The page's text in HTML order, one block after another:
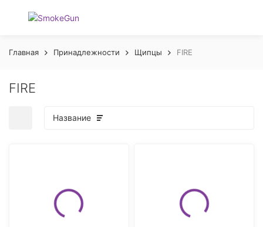
Главная Принадлежности Щипцы FIRE
FIRE
Название